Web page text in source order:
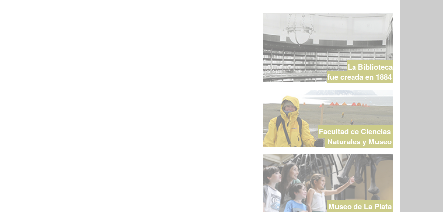
La Biblioteca
fue creada en 1884
Facultad de Ciencias
Naturales y Museo
Museo de La Plata